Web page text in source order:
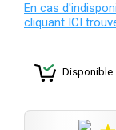
En cas
cliquant ICI
Disponible